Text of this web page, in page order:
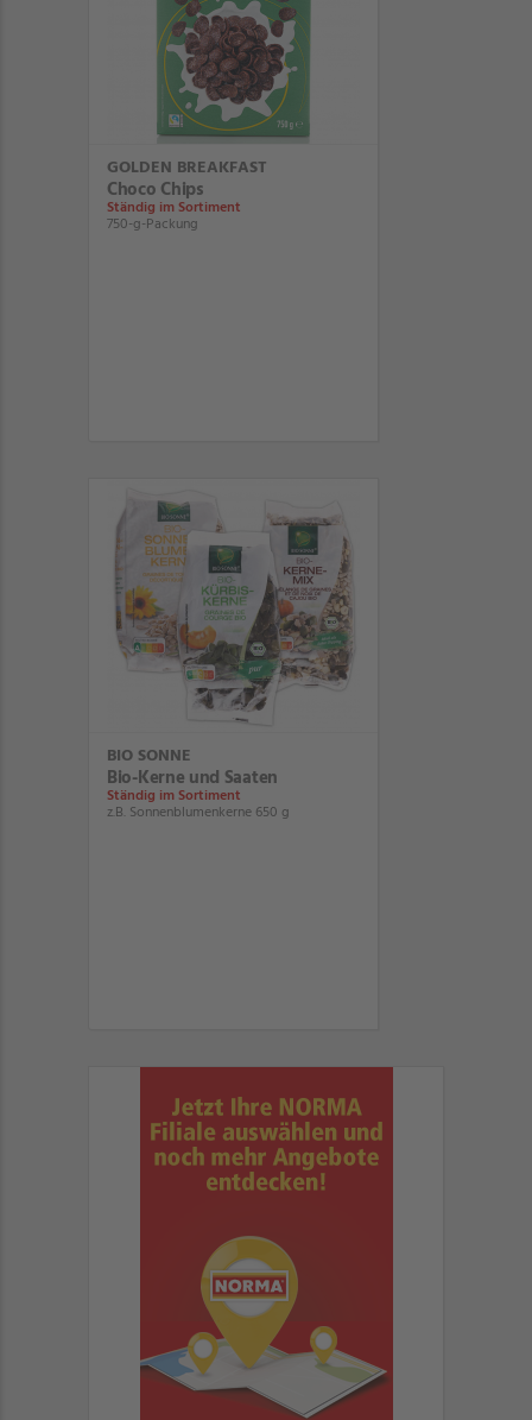
GOLDEN BREAKFAST
Choco Chips
Ständig im Sortiment
750-g-Packung
BIO SONNE
Bio-Kerne und Saaten
Ständig im Sortiment
z.B. Sonnenblumenkerne 650 g